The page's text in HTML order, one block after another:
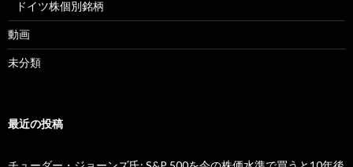
ドイツ株個別銘柄
動画
未分類
最近の投稿